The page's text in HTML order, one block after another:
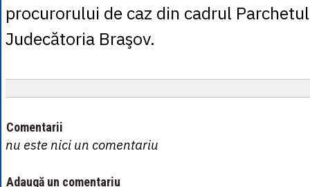
procurorului de caz din cadrul
Judecătoria Braşov.
Comentarii
nu este nici un comentariu
Adaugă un comentariu